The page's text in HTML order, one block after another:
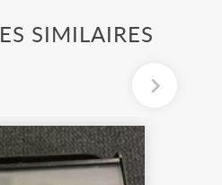
SIMILAIRES